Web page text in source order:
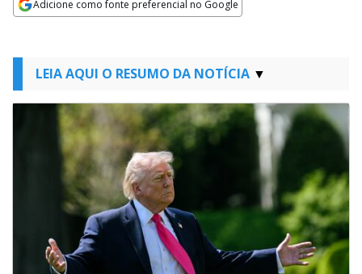
Adicione como fonte preferencial no Google
LEIA AQUI O RESUMO DA NOTÍCIA